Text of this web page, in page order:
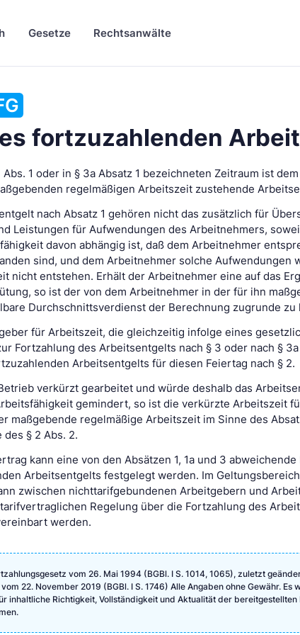
Gesetze Rechtsanwälte
fortzuzahlenden
Abs. 1 oder in § 3a Absatz 1 bezeichneten Zeitraum ist
regelmäßigen Arbeitszeit zustehende
nach Absatz 1 gehören nicht das zusätzlich für
Leistungen für Aufwendungen des Arbeitnehmers,
davon abhängig ist, daß dem Arbeitnehmer
sind, und dem Arbeitnehmer solche Aufwendungen
nicht entstehen. Erhält der Arbeitnehmer eine auf das
so ist der von dem Arbeitnehmer in der für ihn
Durchschnittsverdienst der Berechnung zugrunde zu
für Arbeitszeit, die gleichzeitig infolge eines
Fortzahlung des Arbeitsentgelts nach § 3 oder nach §
Arbeitsentgelts für diesen Feiertag nach § 2.
verkürzt gearbeitet und würde deshalb das
gemindert, so ist die verkürzte Arbeitszeit
maßgebende regelmäßige Arbeitszeit im Sinne des
§ 2 Abs. 2.
kann eine von den Absätzen 1, 1a und 3
Arbeitsentgelts festgelegt werden. Im
zwischen nichttarifgebundenen Arbeitgebern und
Regelung über die Fortzahlung des
werden.
vom 26. Mai 1994 (BGBl. I S. 1014, 1065), zuletzt
22. November 2019 (BGBl. I S. 1746) Alle Angaben ohne Gewähr. Es
inhaltliche Richtigkeit, Vollständigkeit und Aktualität der bereitgestellten